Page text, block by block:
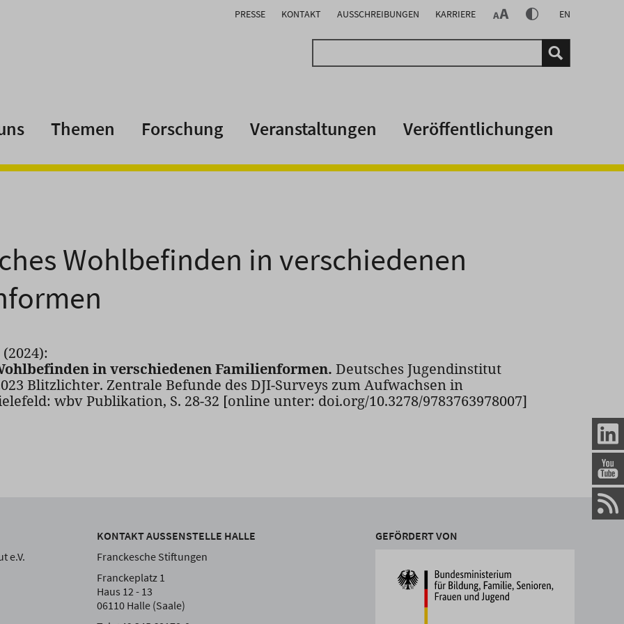
PRESSE KONTAKT AUSSCHREIBUNGEN KARRIERE EN
Themen Forschung Veranstaltungen Veröffentlichungen
Wohlbefinden in verschiedenen
in verschiedenen Familienformen. Deutsches Jugendinstitut
Blitzlichter. Zentrale Befunde des DJI-Surveys zum Aufwachsen in
wbv Publikation, S. 28-32 [online unter: doi.org/10.3278/9783763978007]
e.V.
KONTAKT AUSSENSTELLE HALLE
Franckesche Stiftungen
Franckeplatz 1
Haus 12 - 13
06110 Halle (Saale)
GEFÖRDERT VON